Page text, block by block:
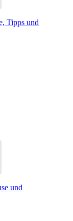
Tipps und
und